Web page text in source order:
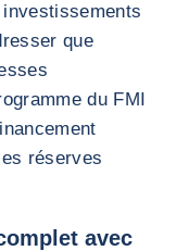
que
du FMI
réserves
avec